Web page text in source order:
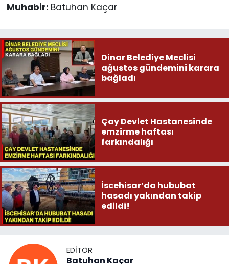
Muhabir: Batuhan Kaçar
Dinar Belediye Meclisi
ağustos gündemini karara
bağladı
Çay Devlet Hastanesinde
emzirme haftası
farkındalığı
İscehisar’da hububat
hasadı yakından takip
edildi!
EDITÖR
Batuhan Kaçar